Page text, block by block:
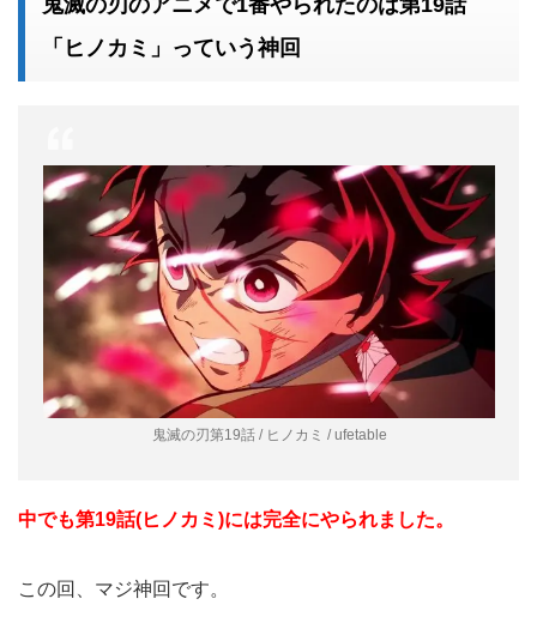
鬼滅の刃のアニメで1番やられたのは第19話
「ヒノカミ」っていう神回
鬼滅の刃第19話 / ヒノカミ / ufetable
中でも第19話(ヒノカミ)には完全にやられました。
この回、マジ神回です。